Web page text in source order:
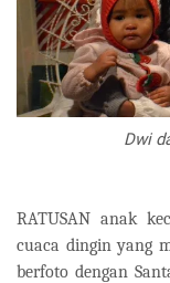
Dwi
RATUSAN anak
cuaca dingin yang
berfoto dengan